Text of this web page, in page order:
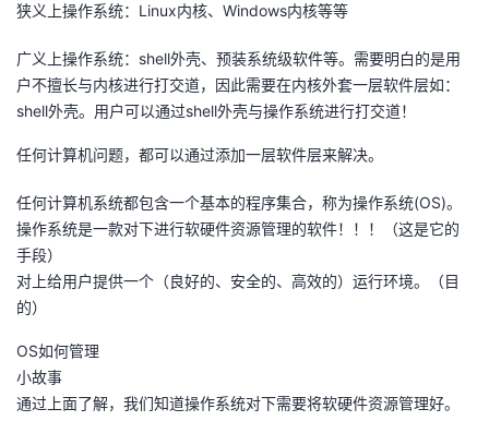
狭义上操作系统：Linux内核、Windows内核等等
广义上操作系统：shell外壳、预装系统级软件等。需要明白的是用
户不擅长与内核进行打交道，因此需要在内核外套一层软件层如：
shell外壳。用户可以通过shell外壳与操作系统进行打交道！
任何计算机问题，都可以通过添加一层软件层来解决。
任何计算机系统都包含⼀个基本的程序集合，称为操作系统(OS)。
操作系统是一款对下进行软硬件资源管理的软件！！！（这是它的
手段）
对上给用户提供一个（良好的、安全的、高效的）运行环境。（目
的）
OS如何管理
小故事
通过上面了解，我们知道操作系统对下需要将软硬件资源管理好。